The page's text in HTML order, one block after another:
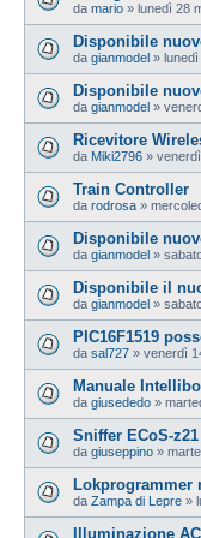
da mario » lunedì 28
Disponibile
da gianmodel »
Disponibile
da gianmodel »
Ricevitore
da Miki2796 »
Train Controller
da rodrosa »
Disponibile
da gianmodel »
Disponibile il
da gianmodel »
PIC16F1519
da sal727 » venerdì
Manuale
da giusededo »
Sniffer ECoS-z21
da giuseppino »
Lokprogrammer
da Zampa di Lepre »
Illuminazione